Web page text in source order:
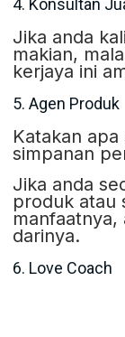
4. Konsultan
Jika anda
makian,
kerjaya ini
5. Agen Produk
Katakan apa
simpanan
Jika anda
produk atau
darinya.
6. Love Coach